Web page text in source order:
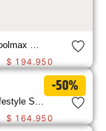
$ 194 .950
-50%
$ 164 .950